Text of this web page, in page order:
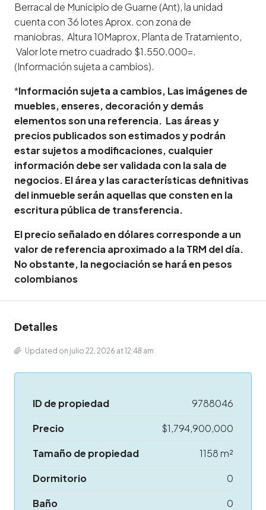
Berracal de Municipio de Guarne (Ant), la unidad
cuenta con 36 lotes Aprox. con zona de
maniobras, Altura 10Maprox, Planta de Tratamiento,
Valor lote metro cuadrado $1.550.000=.
(Información sujeta a cambios).
*Información sujeta a cambios, Las imágenes de
muebles, enseres, decoración y demás
elementos son una referencia. Las áreas y
precios publicados son estimados y podrán
estar sujetos a modificaciones, cualquier
información debe ser validada con la sala de
negocios. El área y las características definitivas
del inmueble serán aquellas que consten en la
escritura pública de transferencia.
El precio señalado en dólares corresponde a un
valor de referencia aproximado a la TRM del día.
No obstante, la negociación se hará en pesos
colombianos
Detalles
Updated on julio 22, 2026 at 12:48 am
ID de propiedad
9788046
Precio
$1,794,900,000
Tamaño de propiedad
1158 m²
Dormitorio
0
Baño
0